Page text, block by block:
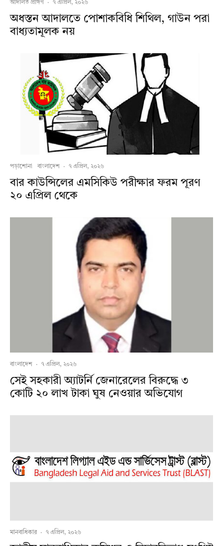
আদালত প্রাঙ্গণ · ৭ এপ্রিল, ২০২৬
অধস্তন আদালতে পোশাকবিধি শিথিল, গাউন পরা
বাধ্যতামূলক নয়
পড়াশোনা বাংলাদেশ · ৭ এপ্রিল, ২০২৬
বার কাউন্সিলের এমসিকিউ পরীক্ষার ফরম পূরণ
২০ এপ্রিল থেকে
বাংলাদেশ · ৭ এপ্রিল, ২০২৬
সেই সহকারী অ্যাটর্নি জেনারেলের বিরুদ্ধে ৩
কোটি ২০ লাখ টাকা ঘুষ নেওয়ার অভিযোগ
মানবাধিকার · ৭ এপ্রিল, ২০২৬